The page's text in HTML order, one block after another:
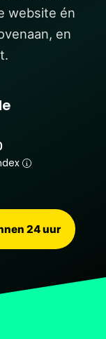
website én
en
24 uur